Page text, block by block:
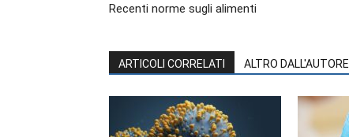
Recenti norme sugli alimenti
ARTICOLI CORRELATI ALTRO DALL'AUTORE